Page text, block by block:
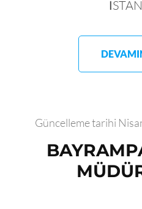
Güncelleme tarihi